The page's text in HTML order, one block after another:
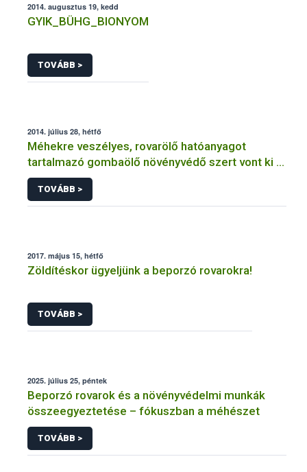
2014. augusztus 19, kedd
GYIK_BÜHG_BIONYOM
TOVÁBB >
2014. július 28, hétfő
Méhekre veszélyes, rovarölő hatóanyagot
tartalmazó gombaölő növényvédő szert vont ki a
forgalomból a NÉBIH
TOVÁBB >
2017. május 15, hétfő
Zöldítéskor ügyeljünk a beporzó rovarokra!
TOVÁBB >
2025. július 25, péntek
Beporzó rovarok és a növényvédelmi munkák
összeegyeztetése – fókuszban a méhészet
TOVÁBB >